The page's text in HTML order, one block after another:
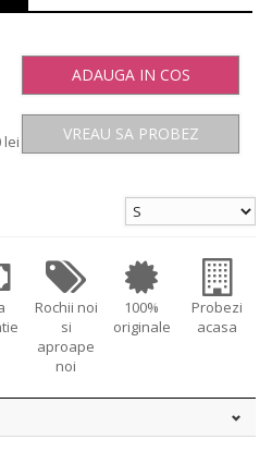
lei
ADAUGA IN COS
VREAU SA PROBEZ
Rochii noi
si
aproape
noi
100%
originale
Probezi
acasa